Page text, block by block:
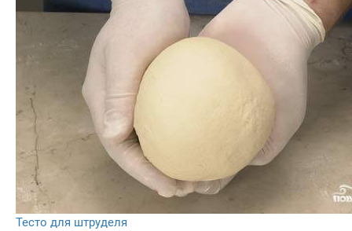
Тесто для штруделя